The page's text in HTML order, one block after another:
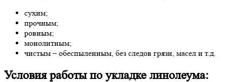
сухим;
прочным;
ровным;
монолитным;
чистым – обеспыленным, без следов грязи, масел и т.д.
Условия работы по укладке линолеума: